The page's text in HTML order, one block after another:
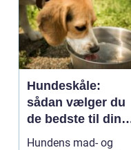
Hundeskåle:
sådan vælger du
de bedste til din
hund
Hundens mad- og